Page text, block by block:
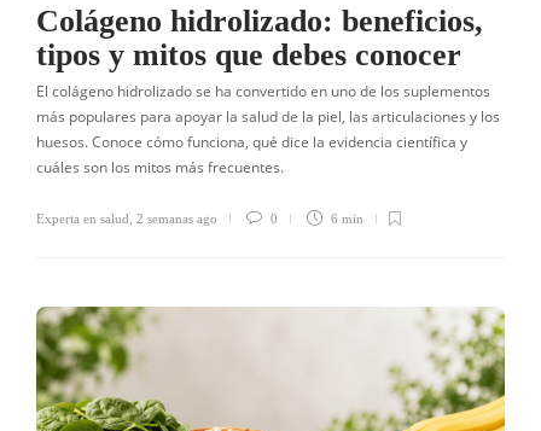
Colágeno hidrolizado: beneficios,
tipos y mitos que debes conocer
El colágeno hidrolizado se ha convertido en uno de los suplementos
más populares para apoyar la salud de la piel, las articulaciones y los
huesos. Conoce cómo funciona, qué dice la evidencia científica y
cuáles son los mitos más frecuentes.
Experta en salud 2 semanas ago 0 6 min